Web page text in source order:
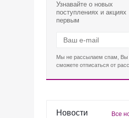
Узнавайте о новых
поступлениях и акциях
первым
Мы не рассылаем спам, Вы
сможете отписаться от
Новости Все